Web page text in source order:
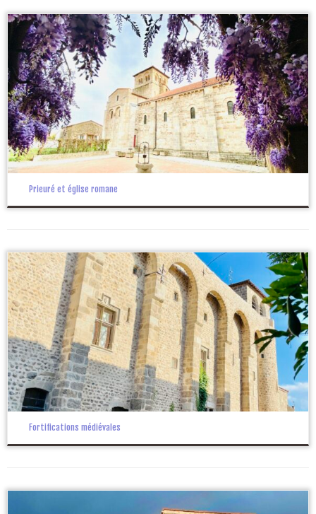
Prieuré et église romane
Fortifications médiévales